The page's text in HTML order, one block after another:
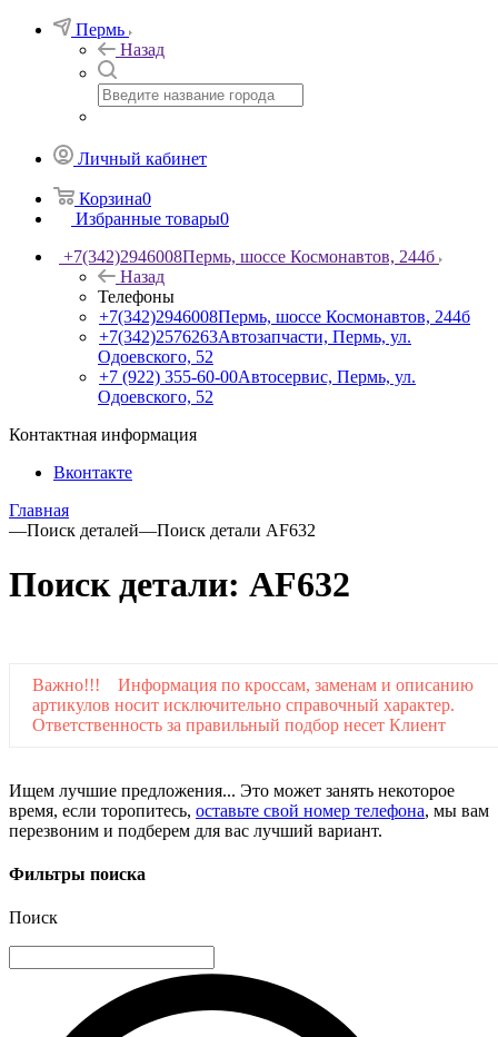
Пермь
Назад
Личный кабинет
Корзина0
Избранные товары0
+7(342)2946008Пермь, шоссе Космонавтов, 244б
Назад
Телефоны
+7(342)2946008Пермь, шоссе Космонавтов, 244б
+7(342)2576263Автозапчасти, Пермь, ул.
Одоевского, 52
+7 (922) 355-60-00Автосервис, Пермь, ул.
Одоевского, 52
Контактная информация
Вконтакте
Главная
—Поиск деталей—Поиск детали AF632
Поиск детали: AF632
Важно!!! Информация по кроссам, заменам и описанию
артикулов носит исключительно справочный характер.
Ответственность за правильный подбор несет Клиент
Ищем лучшие предложения... Это может занять некоторое
время, если торопитесь, оставьте свой номер телефона, мы вам
перезвоним и подберем для вас лучший вариант.
Фильтры поиска
Поиск